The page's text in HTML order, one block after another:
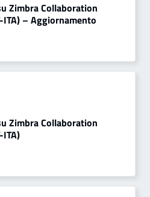
Zimbra Collaboration
– Aggiornamento
Zimbra Collaboration